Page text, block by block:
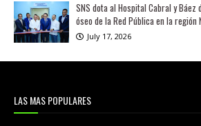
SNS dota al Hospital Cabral y
óseo de la Red Pública en la región
July 17, 2026
LAS MAS POPULARES